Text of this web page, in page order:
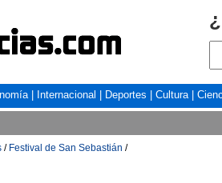
| Internacional Deportes Cultura|
/ Festival de San Sebastián /